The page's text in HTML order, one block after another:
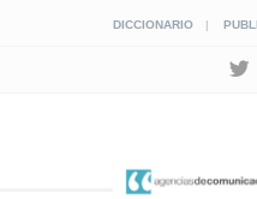
DICCIONARIO